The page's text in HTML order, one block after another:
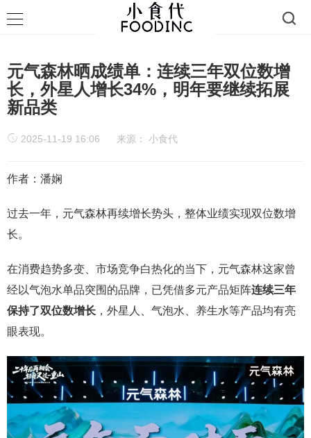
元气森林晒成绩单：连续三年双位数增
长，外星人增长34%，明年要继续拓展
新品类
2025-11-19 16:06 来源： 小食代
作者：潘娴
过去一年，元气森林再续增长势头，整体业绩实现双位数增
长。
在消费趋势多变、市场竞争白热化的当下，元气森林这家曾
经以气泡水单品突围的品牌，已凭借多元产品矩阵连续三年
保持了双位数增长 ，外星人、气泡水、养生水等产品均有亮
眼表现。